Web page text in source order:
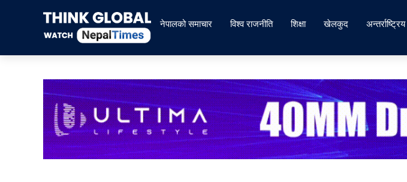
नेपालको समाचार विश्व राजनीति शिक्षा खेलकुद अन्तर्राष्ट्रिय